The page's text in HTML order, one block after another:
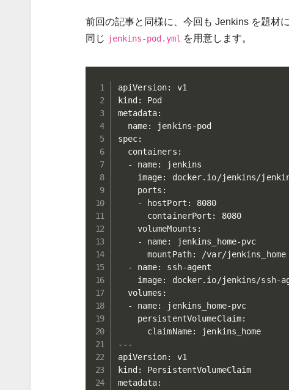
前回の記事と同様に、今回も Jenkins を題材
同じ jenkins-pod.yml を用意します。
apiVersion: v1
kind: Pod
metadata:
  name: jenkins-pod
spec:
  containers:
  - name: jenkins
image: docker.io/jenkins/
    ports:
    - hostPort: 8080
      containerPort: 8080
    volumeMounts:
    - name: jenkins_home-pvc
      mountPath: /var/jenkins_home
  - name: ssh-agent
image: docker.io/jenkins/ssh-
  volumes:
  - name: jenkins_home-pvc
    persistentVolumeClaim:
      claimName: jenkins_home
---
apiVersion: v1
kind: PersistentVolumeClaim
metadata: